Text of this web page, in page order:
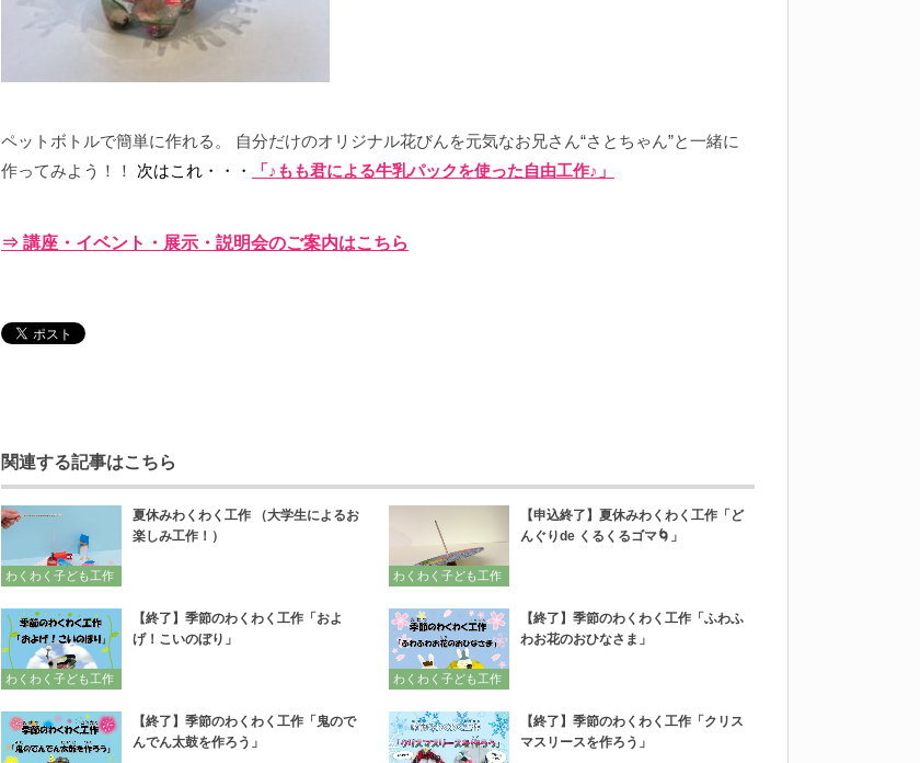
ペットボトルで簡単に作れる。 自分だけのオリジナル花びんを元気なお兄さん“さとちゃん”と一緒に
作ってみよう！！ 次はこれ・・・ 「♪もも君による牛乳パックを使った自由工作♪」
⇒ 講座・イベント・展示・説明会のご案内はこちら
関連する記事はこちら
わくわく子ども工作
夏休みわくわく工作 （大学生によるお
楽しみ工作！）
わくわく子ども工作
【申込終了】夏休みわくわく工作「ど
んぐりde くるくるゴマ🌀」
わくわく子ども工作
【終了】季節のわくわく工作「およ
げ！こいのぼり」
わくわく子ども工作
【終了】季節のわくわく工作「ふわふ
わお花のおひなさま」
【終了】季節のわくわく工作「鬼ので
んでん太鼓を作ろう」
【終了】季節のわくわく工作「クリス
マスリースを作ろう」